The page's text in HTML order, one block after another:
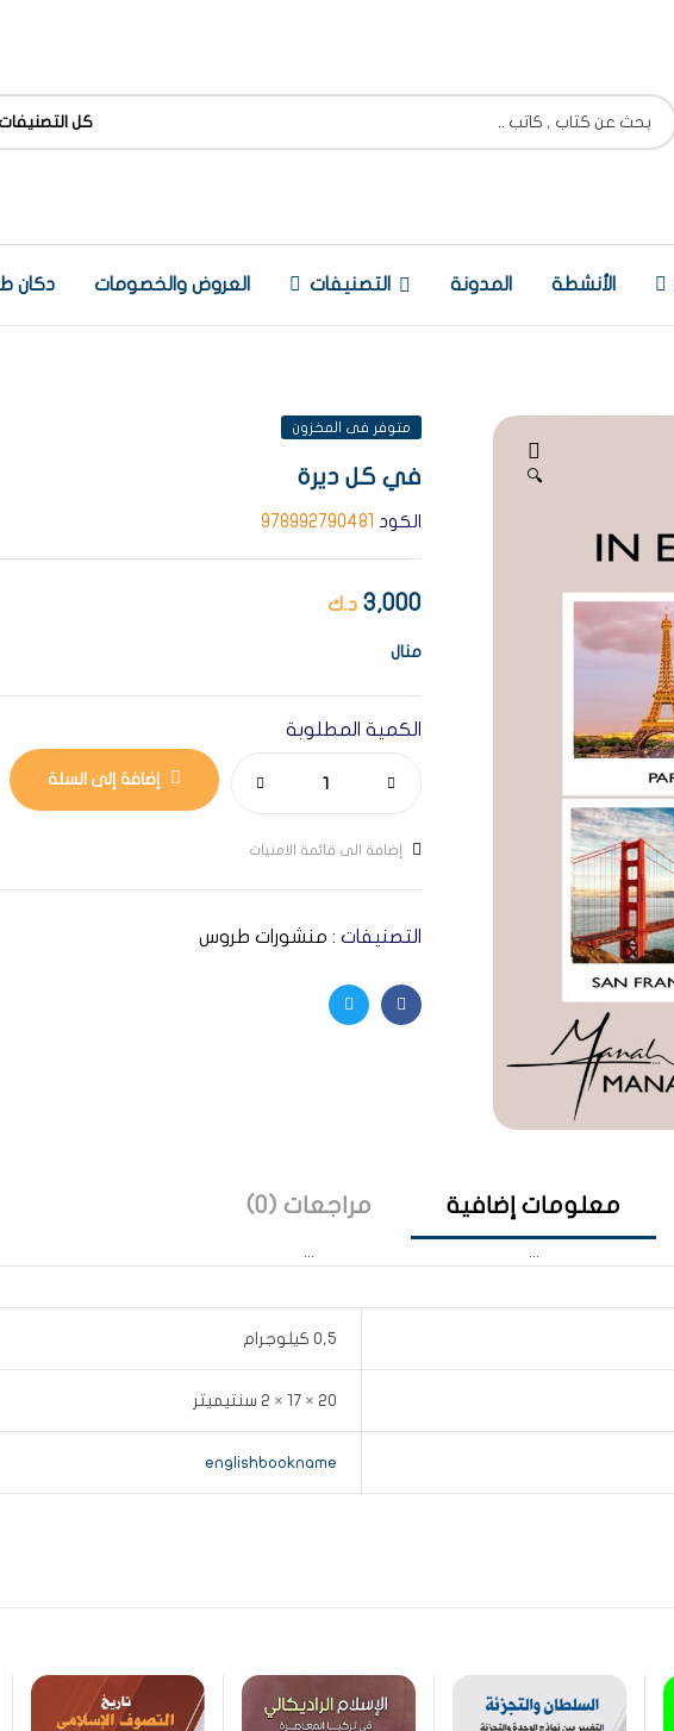
كل التصنيفات
الأنشطة المدونة التصنيفات العروض والخصومات دكان
🔍
متوفر فى المخزون
في كل ديرة
الكود 978992790481
3,000 د.ك
منال
الكمية المطلوبة
إضافة إلى السلة
إضافة الى قائمة الامنيات
التصنيفات : منشورات طروس
Facebook
Twitter
معلومات إضافية مراجعات (0)
0,5 كيلوجرام
20 × 17 × 2 سنتيميتر
englishbookname